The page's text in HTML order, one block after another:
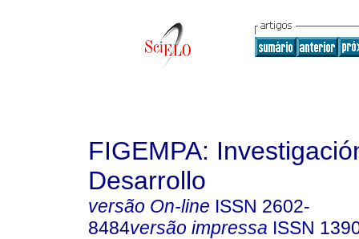
FIGEMPA:
Desarrollo
versão On-line ISSN 2602-
8484versão impressa ISSN